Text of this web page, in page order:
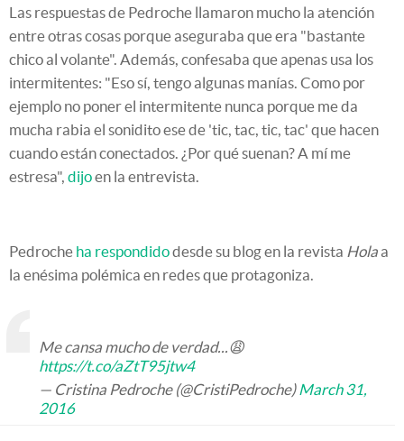
Las respuestas de Pedroche llamaron mucho la atención
entre otras cosas porque aseguraba que era "bastante
chico al volante". Además, confesaba que apenas usa los
intermitentes: "Eso sí, tengo algunas manías. Como por
ejemplo no poner el intermitente nunca porque me da
mucha rabia el sonidito ese de 'tic, tac, tic, tac' que hacen
cuando están conectados. ¿Por qué suenan? A mí me
estresa", dijoen la entrevista.
Pedroche ha respondidodesde su blog en la revista Holaa
la enésima polémica en redes que protagoniza.
Me cansa mucho de verdad...😩
https://t.co/aZtT95jtw4
— Cristina Pedroche (@CristiPedroche)March 31,
2016